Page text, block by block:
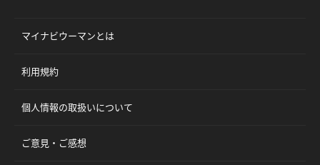
マイナビウーマンとは
利用規約
個人情報の取扱いについて
ご意見・ご感想